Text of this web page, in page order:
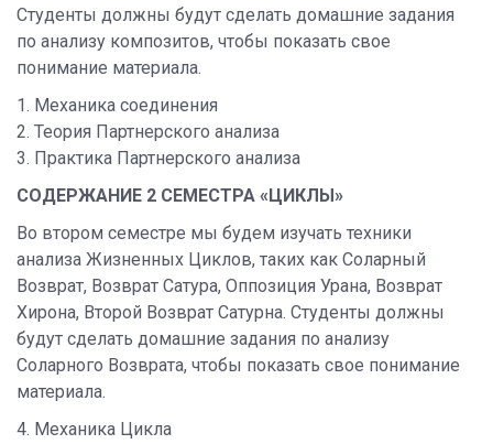
Студенты должны будут сделать домашние задания
по анализу композитов, чтобы показать свое
понимание материала.
1. Механика соединения
2. Теория Партнерского анализа
3. Практика Партнерского анализа
СОДЕРЖАНИЕ 2 СЕМЕСТРА «ЦИКЛЫ»
Во втором семестре мы будем изучать техники
анализа Жизненных Циклов, таких как Соларный
Возврат, Возврат Сатура, Оппозиция Урана, Возврат
Хирона, Второй Возврат Сатурна. Студенты должны
будут сделать домашние задания по анализу
Соларного Возврата, чтобы показать свое понимание
материала.
4. Механика Цикла